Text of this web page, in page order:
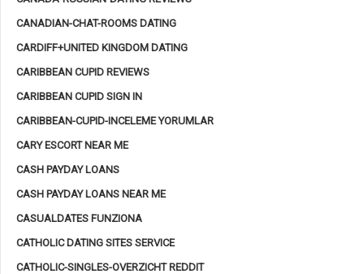
CANADIAN-CHAT-ROOMS DATING
CARDIFF+UNITED KINGDOM DATING
CARIBBEAN CUPID REVIEWS
CARIBBEAN CUPID SIGN IN
CARIBBEAN-CUPID-INCELEME YORUMLAR
CARY ESCORT NEAR ME
CASH PAYDAY LOANS
CASH PAYDAY LOANS NEAR ME
CASUALDATES FUNZIONA
CATHOLIC DATING SITES SERVICE
CATHOLIC-SINGLES-OVERZICHT REDDIT